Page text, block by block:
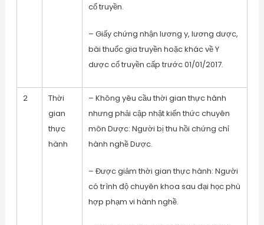
cổ truyền.
– Giấy chứng nhận lương y, lương dược,
bài thuốc gia truyền hoặc khác về Y
dược cổ truyền cấp trước 01/01/2017.
2
Thời
gian
thực
hành
– Không yêu cầu thời gian thực hành
nhưng phải cập nhật kiến thức chuyên
môn Dược: Người bị thu hồi chứng chỉ
hành nghề Dược.
– Được giảm thời gian thực hành: Người
có trình độ chuyên khoa sau đại học phù
hợp phạm vi hành nghề.